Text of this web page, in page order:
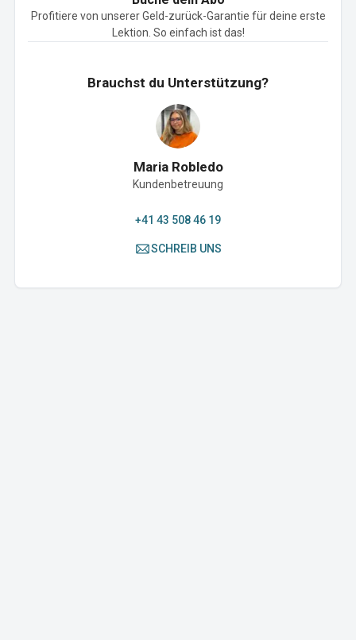
Profitiere von unserer Geld-zurück-Garantie für deine erste
Lektion. So einfach ist das!
Brauchst du Unterstützung?
Maria Robledo
Kundenbetreuung
+41 43 508 46 19
SCHREIB UNS